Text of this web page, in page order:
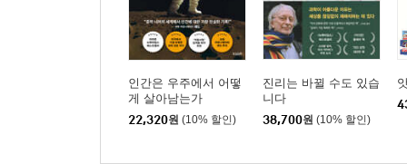
인간은 우주에서 어떻
게 살아남는가
22,320원 (10% 할인)
진리는 바뀔 수도 있습
니다
38,700원 (10% 할인)